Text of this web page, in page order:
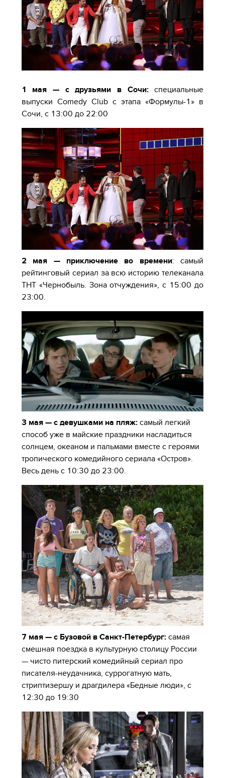
1 мая — с друзьями в Сочи:специальные
выпуски Comedy Club с этапа «Формулы-1» в
Сочи, с 13:00 до 22:00
2 мая — приключение во времени: самый
рейтинговый сериал за всю историю телеканала
ТНТ «Чернобыль. Зона отчуждения», с 15:00 до
23:00.
3 мая — с девушками на пляж: самый легкий
способ уже в майские праздники насладиться
солнцем, океаном и пальмами вместе с героями
тропического комедийного сериала «Остров».
Весь день с 10:30 до 23:00.
7 мая — с Бузовой в Санкт-Петербург:самая
смешная поездка в культурную столицу России
— чисто питерский комедийный сериал про
писателя-неудачника, суррогатную мать,
стриптизершу и драгдилера «Бедные люди», с
12:30 до 19:30